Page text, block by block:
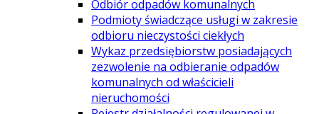
Odbiór odpadów komunalnych
Podmioty świadczące usługi w zakresie
odbioru nieczystości ciekłych
Wykaz przedsiębiorstw posiadających
zezwolenie na odbieranie odpadów
komunalnych od właścicieli
nieruchomości